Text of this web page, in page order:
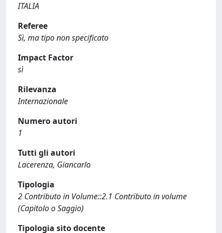
ITALIA
Referee
Sì, ma tipo non specificato
Impact Factor
sì
Rilevanza
Internazionale
Numero autori
1
Tutti gli autori
Lacerenza, Giancarlo
Tipologia
2 Contributo in Volume::2.1 Contributo in volume
(Capitolo o Saggio)
Tipologia sito docente